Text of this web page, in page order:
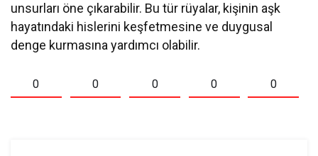
unsurları öne çıkarabilir. Bu tür rüyalar, kişinin aşk
hayatındaki hislerini keşfetmesine ve duygusal
denge kurmasına yardımcı olabilir.
0 0 0 0 0